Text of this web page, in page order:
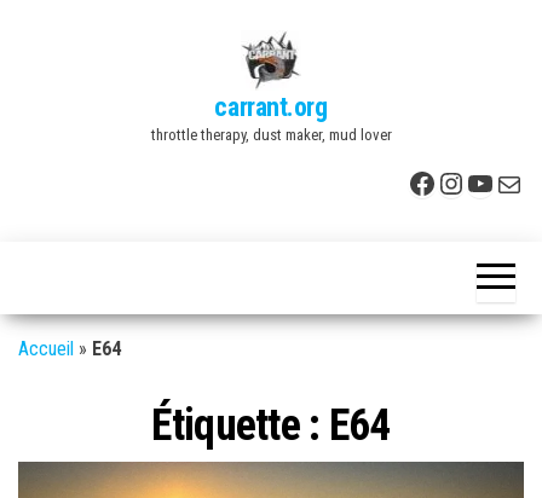
carrant.org
throttle therapy, dust maker, mud lover
Facebook
E-
Accueil » E64
Étiquette : E64